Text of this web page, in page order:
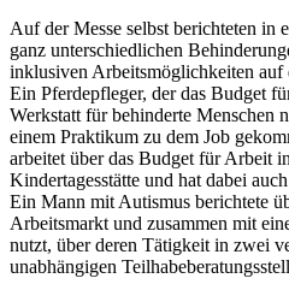
Auf der Messe selbst berichteten in
ganz unterschiedlichen
inklusiven Arbeitsmöglichkeiten auf
Ein Pferdepfleger, der das Budget
Werkstatt für behinderte Menschen
einem Praktikum zu dem Job
arbeitet über das Budget für Arbeit
Kindertagesstätte und hat dabei
Ein Mann mit Autismus berichtete
Arbeitsmarkt und zusammen mit
nutzt, über deren Tätigkeit in zwei
unabhängigen